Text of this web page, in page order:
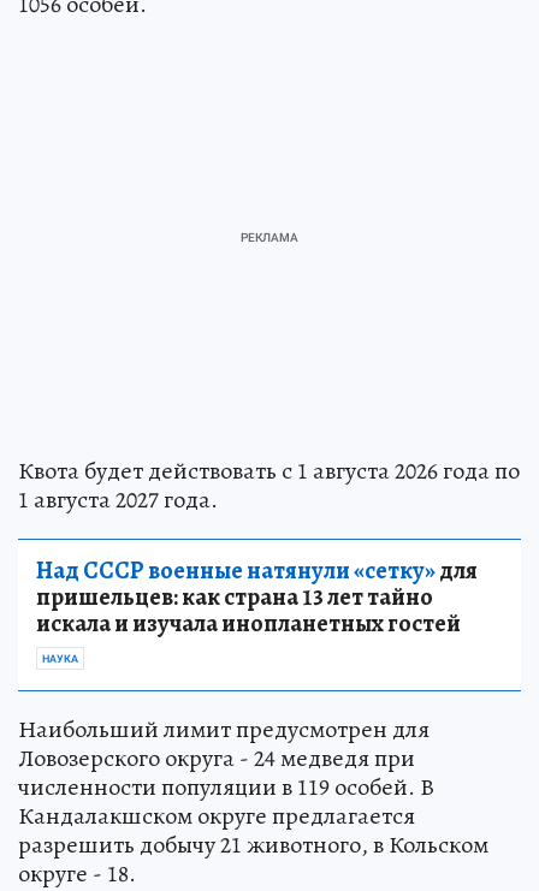
Квота будет действовать с 1 августа 2026 года по
1 августа 2027 года.
Над СССР военные натянули «сетку»для
пришельцев: как страна 13 лет тайно
искала и изучала инопланетных гостей
НАУКА
Наибольший лимит предусмотрен для
Ловозерского округа - 24 медведя при
численности популяции в 119 особей. В
Кандалакшском округе предлагается
разрешить добычу 21 животного, в Кольском
округе - 18.